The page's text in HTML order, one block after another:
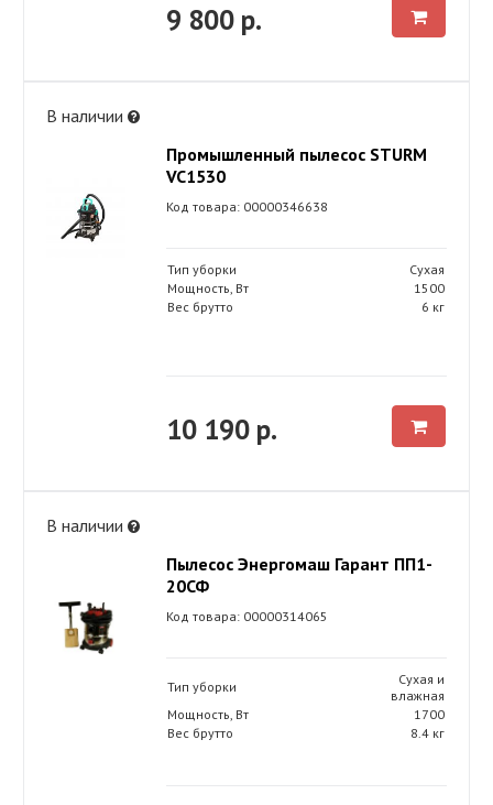
9 800 р.
В наличии
Промышленный пылесос STURM
VC1530
Код товара: 00000346638
Тип уборки
Сухая
Мощность, Вт
1500
Вес брутто
6 кг
10 190 р.
В наличии
Пылесос Энергомаш Гарант ПП1-
20СФ
Код товара: 00000314065
Тип уборки
Сухая и
влажная
Мощность, Вт
1700
Вес брутто
8.4 кг